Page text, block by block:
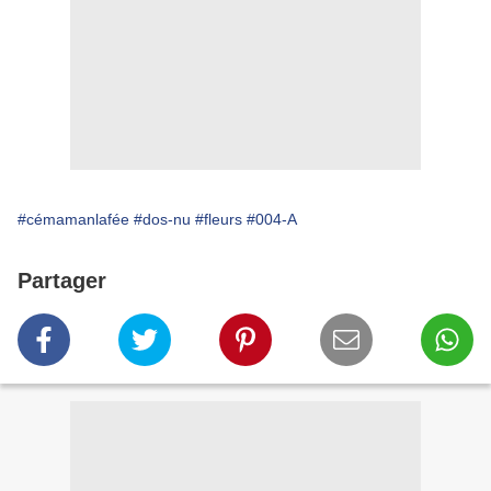
#cémamanlafée #dos-nu #fleurs #004-A
Partager